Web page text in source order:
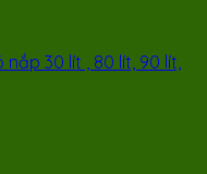
nắp 30 lít , 80 lít, 90 lít,